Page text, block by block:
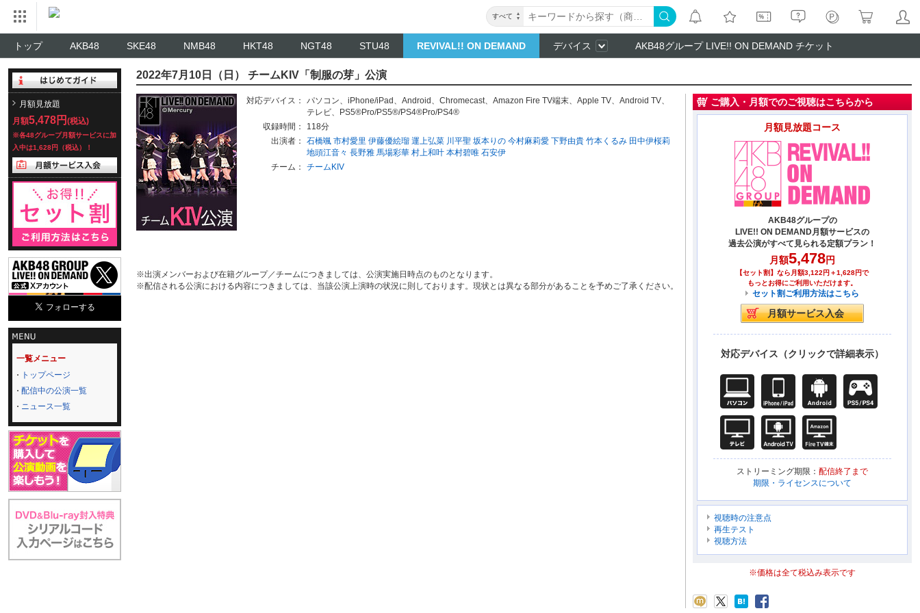
すべて
トップ AKB48 SKE48 NMB48 HKT48 NGT48 STU48 REVIVAL!! ON DEMAND デバイス AKB48グループ LIVE!! ON DEMAND チケット
月額見放題
月額5,478円 (税込)
※各48グループ月額サービスに加
入中は1,628円（税込）！
一覧メニュー
トップページ
配信中の公演一覧
ニュース一覧
2022年7月10日（日） チームKIV「制服の芽」公演
対応デバイス： パソコン、 iPhone/iPad 、 Android 、 Chromecast、 Amazon Fire TV端末、 Apple TV、 Android TV、
テレビ、
PS5®Pro/PS5®/PS4®Pro/PS4®
収録時間：
118分
出演者：
石橋颯 市村愛里 伊藤優絵瑠 運上弘菜 川平聖 坂本りの 今村麻莉愛 下野由貴 竹本くるみ 田中伊桜莉
地頭江音々 長野雅 馬場彩華 村上和叶 本村碧唯 石安伊
チーム：
チームKIV
※出演メンバーおよび在籍グループ／チームにつきましては、公演実施日時点のものとなります。
※配信される公演における内容につきましては、当該公演上演時の状況に則しております。現状とは異なる部分があることを予めご了承ください。
ご購入・月額でのご視聴はこちらから
月額見放題コース
AKB48グループの
LIVE!! ON DEMAND月額サービスの
過去公演がすべて見られる定額プラン！
月額5,478円
【セット割】なら月額3,122円＋1,628円で
もっとお得にご利用いただけます。
セット割ご利用方法はこちら
対応デバイス（クリックで詳細表示）
ストリーミング期限： 配信終了まで
期限・ライセンスについて
視聴時の注意点
再生テスト
視聴方法
※価格は全て税込み表示です